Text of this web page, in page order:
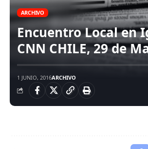
ARCHIVO
Encuentro Local en
CNN CHILE, 29 de
1 JUNIO, 2016ARCHIVO